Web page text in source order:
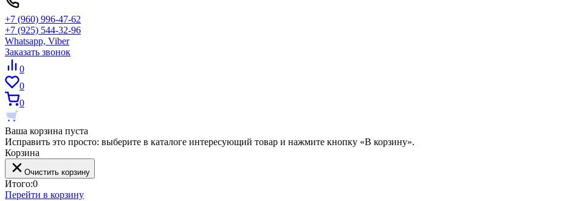
+7 (960) 996-47-62
+7 (925) 544-32-96
Whatsapp, Viber
Заказать звонок
0
0
0
Ваша корзина пуста
Исправить это просто: выберите в каталоге интересующий товар и нажмите кнопку «В корзину».
Корзина
Очистить корзину
Итого:0
Перейти в корзину